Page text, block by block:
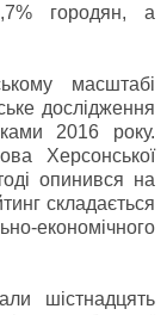
городян, а
масштабі
дослідження
2016 року.
Херсонської
опинився на
складається
економічного
шістнадцять